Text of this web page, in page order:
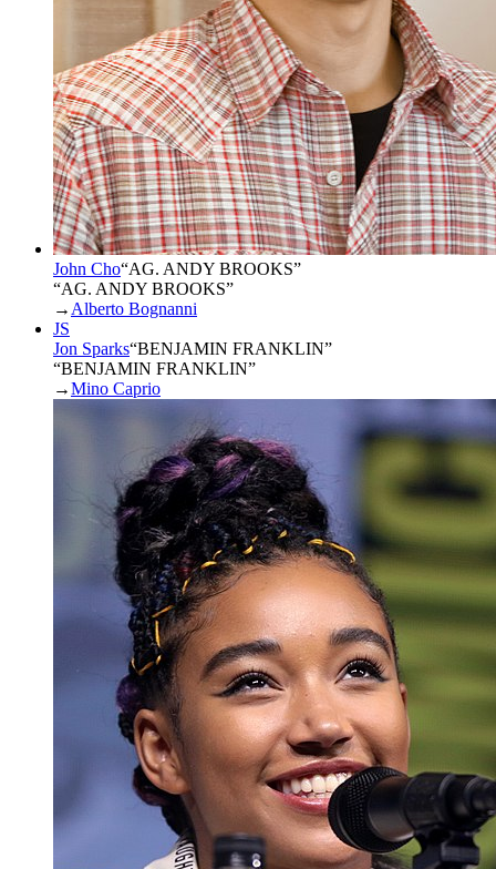
John Cho“AG. ANDY BROOKS”
“AG. ANDY BROOKS”
→ Alberto Bognanni
JS
Jon Sparks“BENJAMIN FRANKLIN”
“BENJAMIN FRANKLIN”
→Mino Caprio